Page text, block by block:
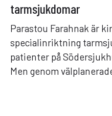
tarmsjukdomar
Parastou Farahnak är
specialinriktning
patienter på
Men genom